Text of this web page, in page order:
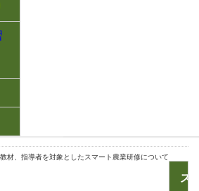
材、指導者を対象としたスマート農業研修について
ス